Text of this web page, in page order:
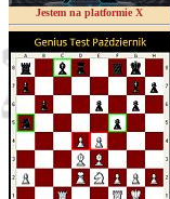
Jestem na platformie X